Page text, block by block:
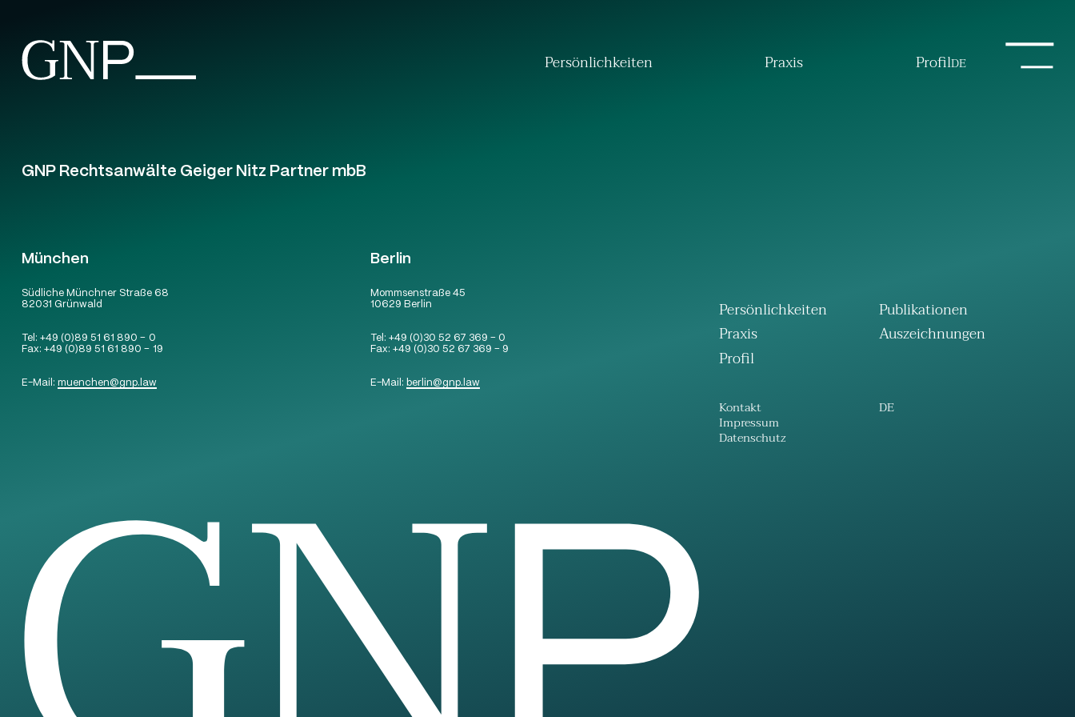
Persönlichkeiten Praxis ProfilDE
GNP Rechtsanwälte Geiger Nitz Partner mbB
München
Südliche Münchner Straße 68
82031 Grünwald
Tel:+49 (0)89 51 61 890 – 0
Fax:+49 (0)89 51 61 890 – 19
E-Mail:muenchen@gnp.law
Berlin
Mommsenstraße 45
10629 Berlin
Tel: +49 (0)30 52 67 369 – 0
Fax: +49 (0)30 52 67 369 – 9
E-Mail: berlin@gnp.law
Persönlichkeiten
Praxis
Profil
Kontakt
Impressum
Datenschutz
Publikationen
Auszeichnungen
DE